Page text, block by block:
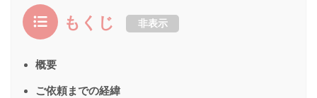
もくじ 非表示
概要
ご依頼までの経緯